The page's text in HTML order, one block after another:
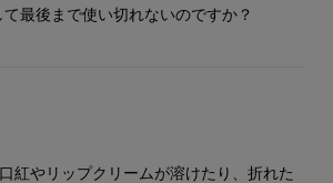
最後まで使い切れないのですか？
口紅やリップクリームが溶けたり、折れた